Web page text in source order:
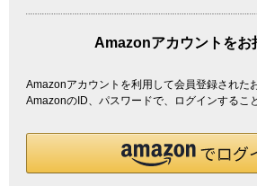
Amazonアカウントをお
Amazonアカウントを利用して会員登録された
AmazonのID、パスワードで、ログインするこ